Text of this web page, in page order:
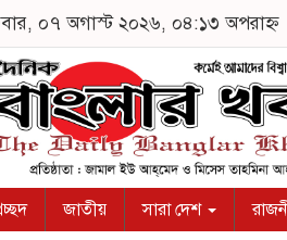
০৭ অগাস্ট ২০২৬, ০৪:১৩ অপরাহ্ন
জাতীয় সারা দেশ